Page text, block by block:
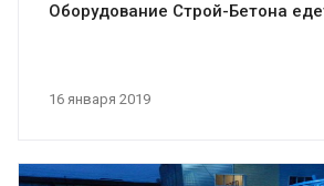
16 января 2019
Оборудование Строй-Бетона